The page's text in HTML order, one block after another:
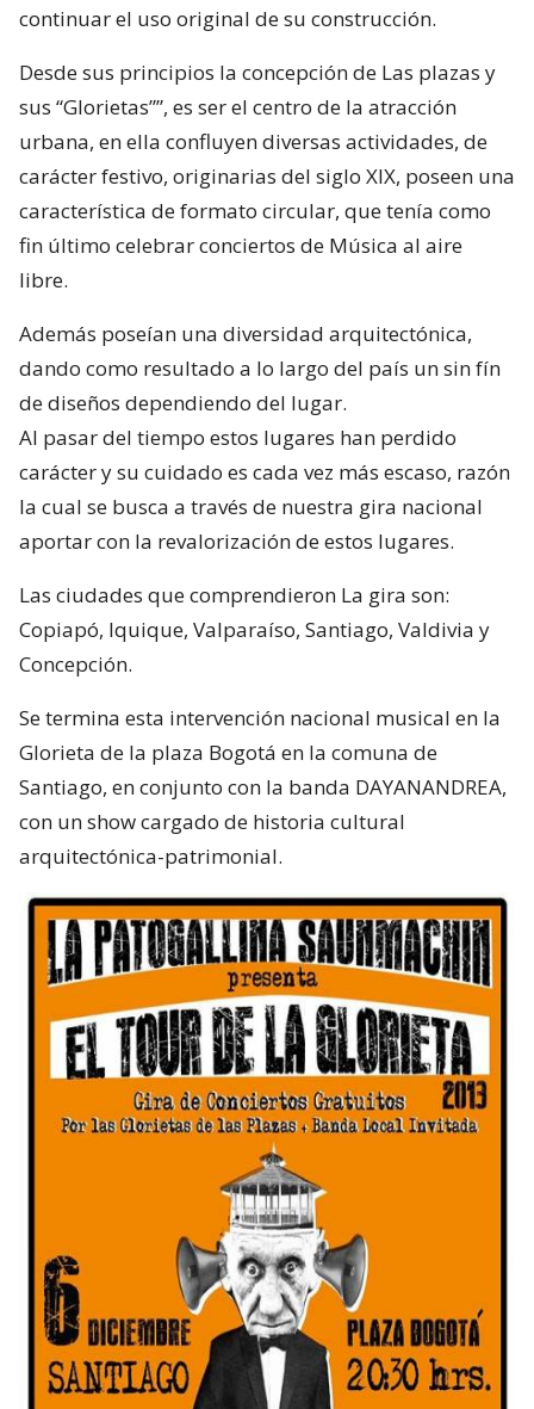
continuar el uso original de su construcción.
Desde sus principios la concepción de Las plazas y
sus “Glorietas””, es ser el centro de la atracción
urbana, en ella confluyen diversas actividades, de
carácter festivo, originarias del siglo XIX, poseen una
característica de formato circular, que tenía como
fin último celebrar conciertos de Música al aire
libre.
Además poseían una diversidad arquitectónica,
dando como resultado a lo largo del país un sin fín
de diseños dependiendo del lugar.
Al pasar del tiempo estos lugares han perdido
carácter y su cuidado es cada vez más escaso, razón
la cual se busca a través de nuestra gira nacional
aportar con la revalorización de estos lugares.
Las ciudades que comprendieron La gira son:
Copiapó, Iquique, Valparaíso, Santiago, Valdivia y
Concepción.
Se termina esta intervención nacional musical en la
Glorieta de la plaza Bogotá en la comuna de
Santiago, en conjunto con la banda DAYANANDREA,
con un show cargado de historia cultural
arquitectónica-patrimonial.